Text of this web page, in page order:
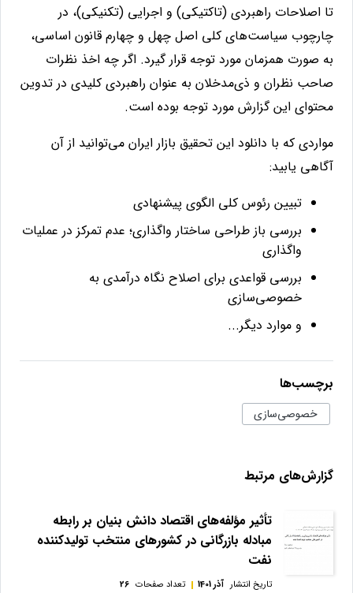
تا اصلاحات راهبردی (تاكتيكی) و اجرايی (تكنيكی)، در
چارچوب سياست‌های كلی اصل چهل و چهارم قانون اساسی،
به صورت همزمان مورد توجه قرار گيرد. اگر چه اخذ نظرات
صاحب نظران و ذی‌مدخلان به عنوان راهبردی كليدی در تدوين
محتوای اين گزارش مورد توجه بوده است.
مواردی که با دانلود این تحقیق بازار ایران می‌توانید از آن
آگاهی یابید:
تبيين رئوس كلی الگوی پيشنهادی
بررسی باز طراحی ساختار واگذاری؛ عدم تمركز در عمليات
واگذاری
بررسی قواعدی برای اصلاح نگاه درآمدی به
خصوصی‌سازی
و موارد دیگر...
برچسب‌ها
خصوصی‌سازی
گزارش‌های مرتبط
تأثير مؤلفه‌های اقتصاد دانش بنيان بر رابطه
مبادله بازرگانی در كشورهای منتخب توليدكننده
نفت
تاریخ انتشار آذر 1401 تعداد صفحات 26